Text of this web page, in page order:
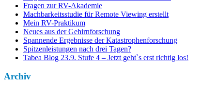
Fragen zur RV-Akademie
Machbarkeitsstudie für Remote Viewing erstellt
Mein RV-Praktikum
Neues aus der Gehirnforschung
Spannende Ergebnisse der Katastrophenforschung
Spitzenleistungen nach drei Tagen?
Tabea Blog 23.9. Stufe 4 – Jetzt geht`s erst richtig los!
Archiv